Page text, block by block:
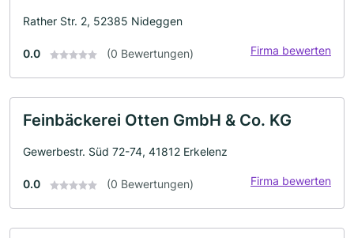
Rather Str. 2, 52385 Nideggen
0.0 (0 Bewertungen) Firma bewerten
Feinbäckerei Otten GmbH & Co. KG
Gewerbestr. Süd 72-74, 41812 Erkelenz
0.0 (0 Bewertungen) Firma bewerten